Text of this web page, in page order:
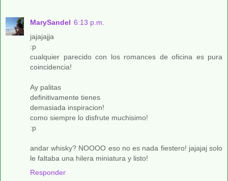
MarySandel 6:13 p.m.
jajajajja
:p
cualquier parecido con los romances de oficina es pura
coincidencia!
Ay palitas
definitivamente tienes
demasiada inspiracion!
como siempre lo disfrute muchisimo!
:p
andar whisky? NOOOO eso no es nada fiestero! jajajaj solo
le faltaba una hilera miniatura y listo!
Responder